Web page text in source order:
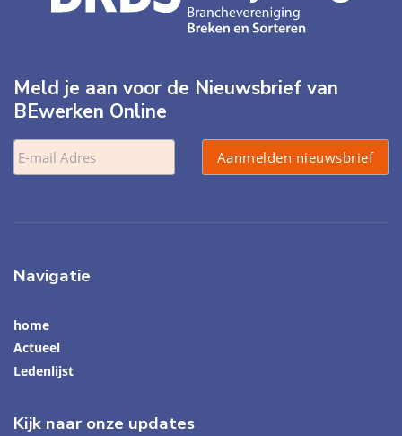
Meld je aan voor de Nieuwsbrief van
BEwerken Online
Navigatie
home
Actueel
Ledenlijst
Kijk naar onze updates